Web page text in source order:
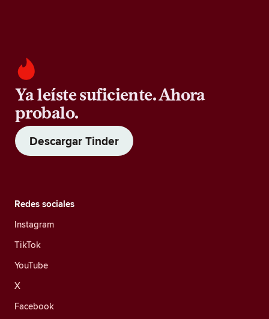
Ya leíste suficiente. Ahora
probalo.
Descargar Tinder
Redes sociales
Instagram
TikTok
YouTube
X
Facebook